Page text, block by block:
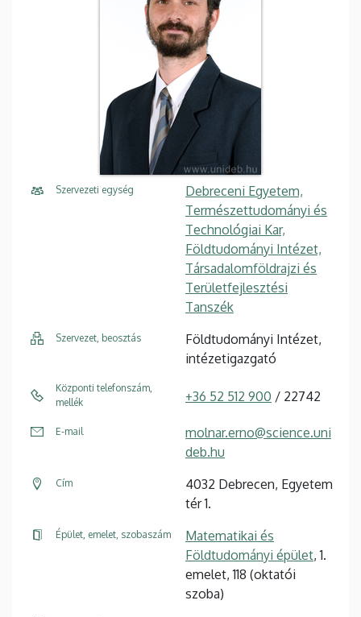
Szervezeti egység
Debreceni Egyetem,
Természettudományi és
Technológiai Kar,
Földtudományi Intézet,
Társadalomföldrajzi és
Területfejlesztési
Tanszék
Szervezet, beosztás
Földtudományi Intézet,
intézetigazgató
Központi telefonszám,
mellék
+36 52 512 900 / 22742
E-mail
molnar.erno@science.uni
deb.hu
Cím
4032 Debrecen, Egyetem
tér 1.
Épület, emelet, szobaszám
Matematikai és
Földtudományi épület, 1.
emelet, 118 (oktatói
szoba)